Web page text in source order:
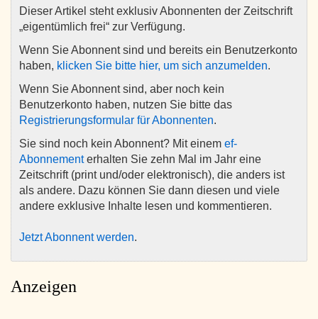
Dieser Artikel steht exklusiv Abonnenten der Zeitschrift
„eigentümlich frei“ zur Verfügung.
Wenn Sie Abonnent sind und bereits ein Benutzerkonto
haben, klicken Sie bitte hier, um sich anzumelden.
Wenn Sie Abonnent sind, aber noch kein
Benutzerkonto haben, nutzen Sie bitte das
Registrierungsformular für Abonnenten.
Sie sind noch kein Abonnent? Mit einem ef-
Abonnementerhalten Sie zehn Mal im Jahr eine
Zeitschrift (print und/oder elektronisch), die anders ist
als andere. Dazu können Sie dann diesen und viele
andere exklusive Inhalte lesen und kommentieren.
Jetzt Abonnent werden.
Anzeigen